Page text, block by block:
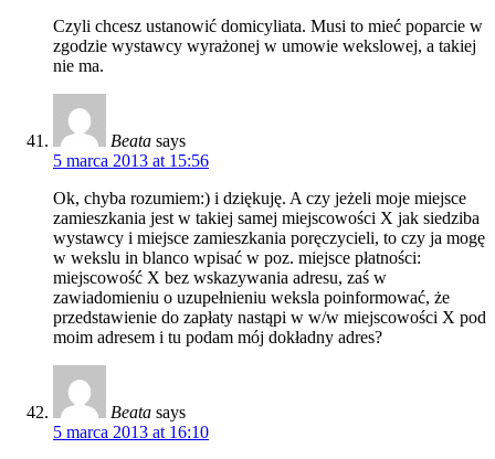
Czyli chcesz ustanowić domicyliata. Musi to mieć poparcie w
zgodzie wystawcy wyrażonej w umowie wekslowej, a takiej
nie ma.
Beata says
5 marca 2013 at 15:56
Ok, chyba rozumiem:) i dziękuję. A czy jeżeli moje miejsce
zamieszkania jest w takiej samej miejscowości X jak siedziba
wystawcy i miejsce zamieszkania poręczycieli, to czy ja mogę
w wekslu in blanco wpisać w poz. miejsce płatności:
miejscowość X bez wskazywania adresu, zaś w
zawiadomieniu o uzupełnieniu weksla poinformować, że
przedstawienie do zapłaty nastąpi w w/w miejscowości X pod
moim adresem i tu podam mój dokładny adres?
Beata says
5 marca 2013 at 16:10